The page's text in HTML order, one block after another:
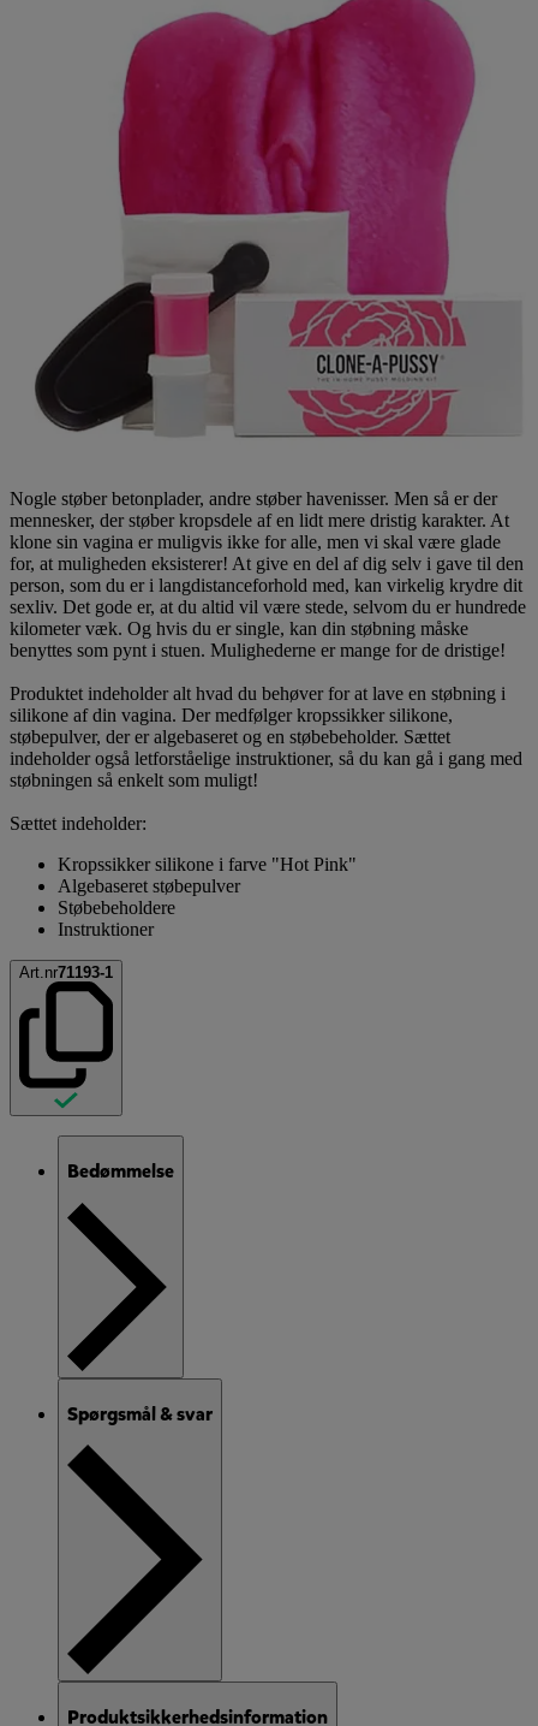
Nogle støber betonplader, andre støber havenisser. Men så er der
mennesker, der støber kropsdele af en lidt mere dristig karakter. At
klone sin vagina er muligvis ikke for alle, men vi skal være glade
for, at muligheden eksisterer! At give en del af dig selv i gave til den
person, som du er i langdistanceforhold med, kan virkelig krydre dit
sexliv. Det gode er, at du altid vil være stede, selvom du er hundrede
kilometer væk. Og hvis du er single, kan din støbning måske
benyttes som pynt i stuen. Mulighederne er mange for de dristige!
Produktet indeholder alt hvad du behøver for at lave en støbning i
silikone af din vagina. Der medfølger kropssikker silikone,
støbepulver, der er algebaseret og en støbebeholder. Sættet
indeholder også letforståelige instruktioner, så du kan gå i gang med
støbningen så enkelt som muligt!
Sættet indeholder:
Kropssikker silikone i farve "Hot Pink"
Algebaseret støbepulver
Støbebeholdere
Instruktioner
Art.nr71193-1
Bedømmelse
Spørgsmål & svar
Produktsikkerhedsinformation